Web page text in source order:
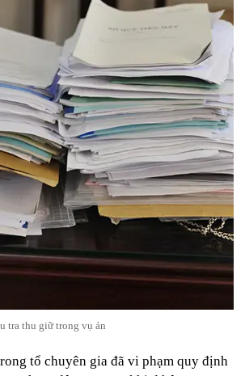
tra thu giữ trong vụ án
tổ chuyên gia đã vi phạm quy định